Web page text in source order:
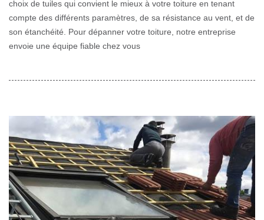
choix de tuiles qui convient le mieux à votre toiture en tenant
compte des différents paramètres, de sa résistance au vent, et de
son étanchéité. Pour dépanner votre toiture, notre entreprise
envoie une équipe fiable chez vous